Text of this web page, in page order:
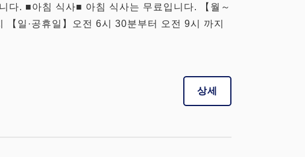
다. ■아침 식사■ 아침 식사는 무료입니다. 【월～
일·공휴일】오전 6시 30분부터 오전 9시 까지
상세